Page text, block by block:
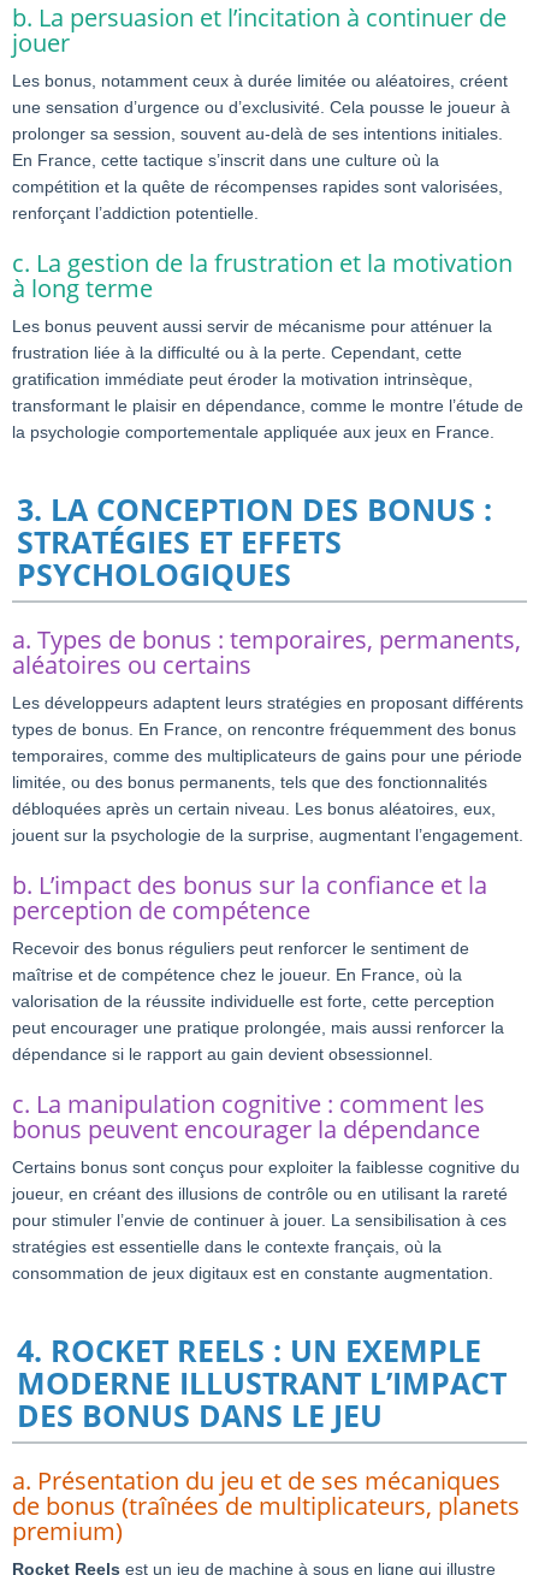
b. La persuasion et l’incitation à continuer de
jouer
Les bonus, notamment ceux à durée limitée ou aléatoires, créent
une sensation d’urgence ou d’exclusivité. Cela pousse le joueur à
prolonger sa session, souvent au-delà de ses intentions initiales.
En France, cette tactique s’inscrit dans une culture où la
compétition et la quête de récompenses rapides sont valorisées,
renforçant l’addiction potentielle.
c. La gestion de la frustration et la motivation
à long terme
Les bonus peuvent aussi servir de mécanisme pour atténuer la
frustration liée à la difficulté ou à la perte. Cependant, cette
gratification immédiate peut éroder la motivation intrinsèque,
transformant le plaisir en dépendance, comme le montre l’étude de
la psychologie comportementale appliquée aux jeux en France.
3. LA CONCEPTION DES BONUS :
STRATÉGIES ET EFFETS
PSYCHOLOGIQUES
a. Types de bonus : temporaires, permanents,
aléatoires ou certains
Les développeurs adaptent leurs stratégies en proposant différents
types de bonus. En France, on rencontre fréquemment des bonus
temporaires, comme des multiplicateurs de gains pour une période
limitée, ou des bonus permanents, tels que des fonctionnalités
débloquées après un certain niveau. Les bonus aléatoires, eux,
jouent sur la psychologie de la surprise, augmentant l’engagement.
b. L’impact des bonus sur la confiance et la
perception de compétence
Recevoir des bonus réguliers peut renforcer le sentiment de
maîtrise et de compétence chez le joueur. En France, où la
valorisation de la réussite individuelle est forte, cette perception
peut encourager une pratique prolongée, mais aussi renforcer la
dépendance si le rapport au gain devient obsessionnel.
c. La manipulation cognitive : comment les
bonus peuvent encourager la dépendance
Certains bonus sont conçus pour exploiter la faiblesse cognitive du
joueur, en créant des illusions de contrôle ou en utilisant la rareté
pour stimuler l’envie de continuer à jouer. La sensibilisation à ces
stratégies est essentielle dans le contexte français, où la
consommation de jeux digitaux est en constante augmentation.
4. ROCKET REELS : UN EXEMPLE
MODERNE ILLUSTRANT L’IMPACT
DES BONUS DANS LE JEU
a. Présentation du jeu et de ses mécaniques
de bonus (traînées de multiplicateurs, planets
premium)
Rocket Reels est un jeu de machine à sous en ligne qui illustre